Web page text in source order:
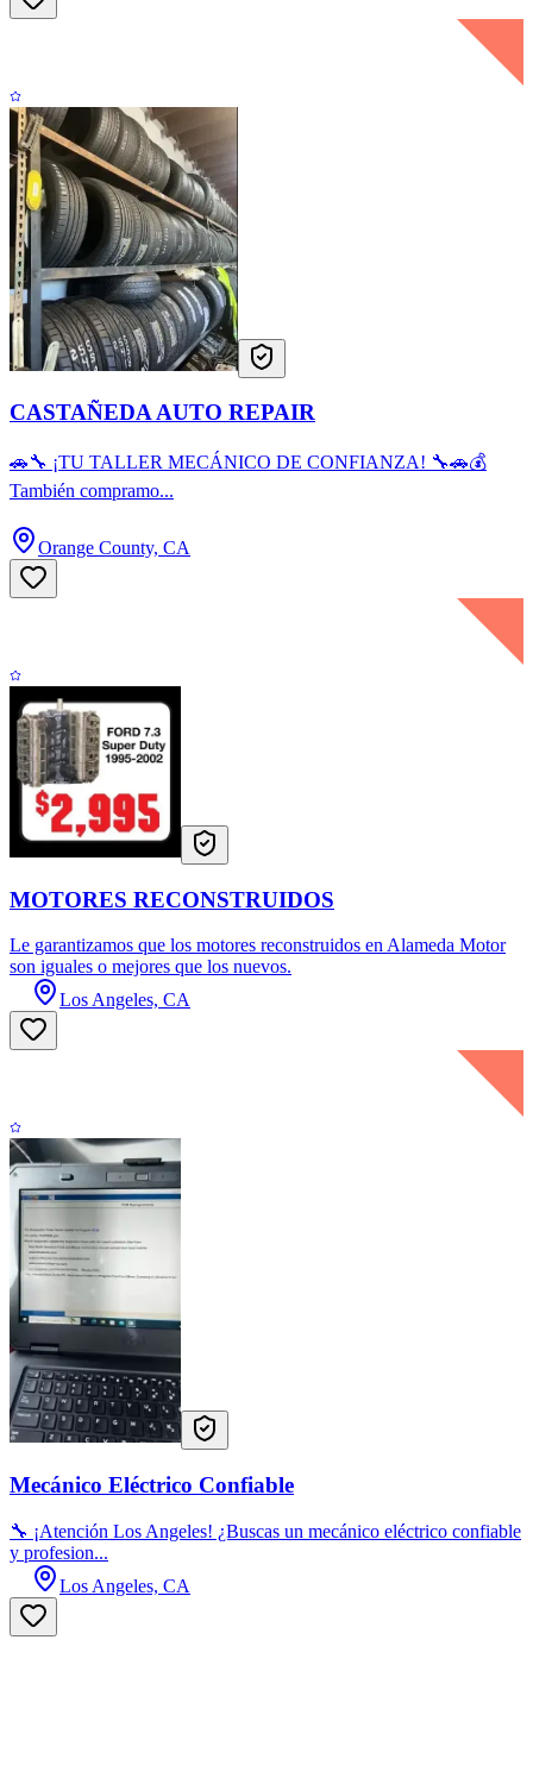
CASTAÑEDA AUTO REPAIR
🚗🔧 ¡TU TALLER MECÁNICO DE CONFIANZA! 🔧🚗💰
También compramo...
Orange County, CA
MOTORES RECONSTRUIDOS
Le garantizamos que los motores reconstruidos en Alameda Motor
son iguales o mejores que los nuevos.
Los Angeles, CA
Mecánico Eléctrico Confiable
🔧 ¡Atención Los Angeles! ¿Buscas un mecánico eléctrico confiable
y profesion...
Los Angeles, CA